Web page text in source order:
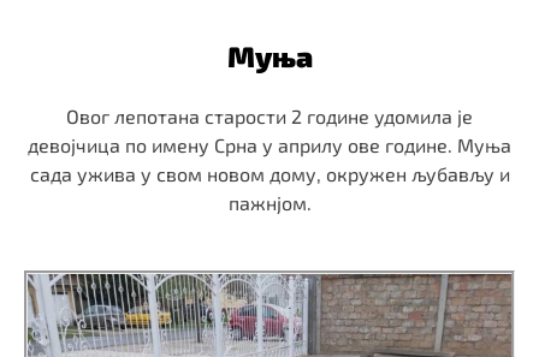
Муња
Овог лепотана старости 2 године удомила је
девојчица по имену Срна у априлу ове године. Муња
сада ужива у свом новом дому, окружен љубављу и
пажнјом.